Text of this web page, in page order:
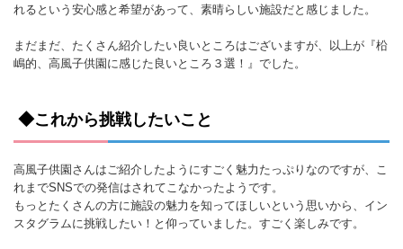
れるという安心感と希望があって、素晴らしい施設だと感じました。
まだまだ、たくさん紹介したい良いところはございますが、以上が『柗
嶋的、高風子供園に感じた良いところ３選！』でした。
◆これから挑戦したいこと
高風子供園さんはご紹介したようにすごく魅力たっぷりなのですが、こ
れまでSNSでの発信はされてこなかったようです。
もっとたくさんの方に施設の魅力を知ってほしいという思いから、イン
スタグラムに挑戦したい！と仰っていました。すごく楽しみです。